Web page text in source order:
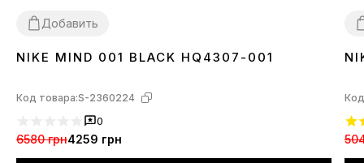
Добавить
3637 38 39 40 41 42 434445
NIKE MIND 001 BLACK HQ4307-001
Код товара:S-2360224
0
6580 грн4259 грн